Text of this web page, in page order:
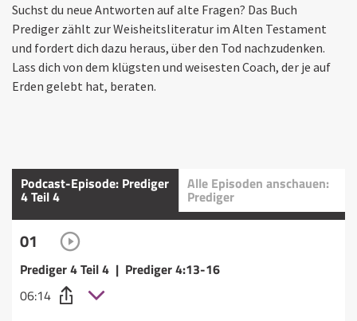
Suchst du neue Antworten auf alte Fragen? Das Buch
Prediger zählt zur Weisheitsliteratur im Alten Testament
und fordert dich dazu heraus, über den Tod nachzudenken.
Lass dich von dem klügsten und weisesten Coach, der je auf
Erden gelebt hat, beraten.
Podcast-Episode: Prediger
4 Teil 4
Alle Episoden anschauen:
Prediger
01
Prediger 4 Teil 4 | Prediger 4:13-16
06:14